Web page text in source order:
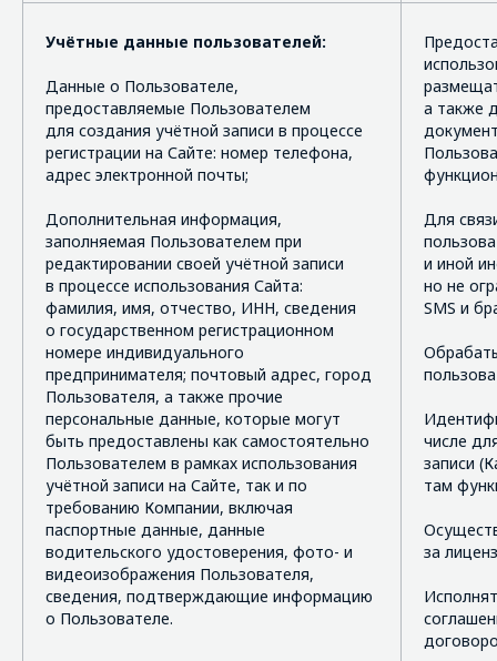
Учётные данные пользователей:
Данные о Пользователе,
предоставляемые Пользователем
для создания учётной записи в процессе
регистрации на Сайте: номер телефона,
адрес электронной почты;
Дополнительная информация,
заполняемая Пользователем при
редактировании своей учётной записи
в процессе использования Сайта:
фамилия, имя, отчество, ИНН, сведения
о государственном регистрационном
номере индивидуального
предпринимателя; почтовый адрес, город
Пользователя, а также прочие
персональные данные, которые могут
быть предоставлены как самостоятельно
Пользователем в рамках использования
учётной записи на Сайте, так и по
требованию Компании, включая
паспортные данные, данные
водительского удостоверения, фото- и
видеоизображения Пользователя,
сведения, подтверждающие информацию
о Пользователе.
а также
Для
и иной
но не
SMS и
числе
записи
там
за